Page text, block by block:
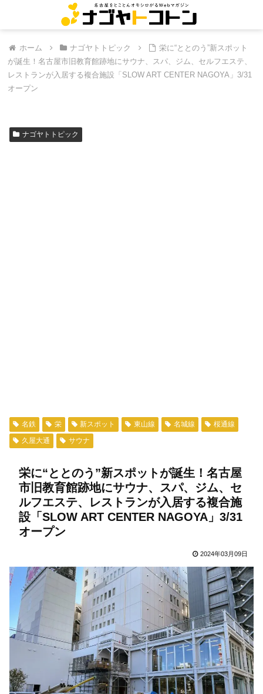
ホーム ナゴヤトトピック
栄に“ととのう”新スポット
が誕生！名古屋市旧教育館跡地にサウナ、スパ、ジム、セルフエステ、
レストランが入居する複合施設「SLOW ART CENTER NAGOYA」3/31
オープン
ナゴヤトトピック
名鉄 栄 新スポット 東山線 名城線
桜通線
久屋大通
サウナ
栄に“ととのう”新スポットが誕生！名古屋
市旧教育館跡地にサウナ、スパ、ジム、セ
ルフエステ、レストランが入居する複合施
設「SLOW ART CENTER NAGOYA」3/31
オープン
2024年03月09日